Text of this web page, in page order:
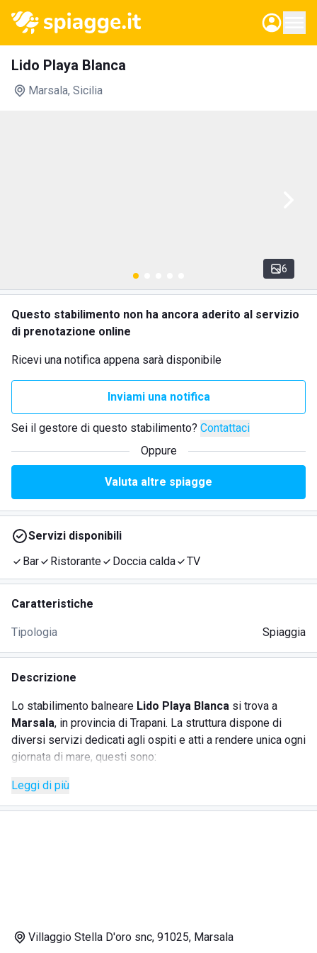
Lido Playa Blanca
Marsala, Sicilia
6
Questo stabilimento non ha ancora aderito al servizio
di prenotazione online
Ricevi una notifica appena sarà disponibile
Inviami una notifica
Sei il gestore di questo stabilimento? Contattaci
Oppure
Valuta altre spiagge
Servizi disponibili
Bar
Ristorante Doccia calda TV
Caratteristiche
Tipologia Spiaggia
Descrizione
Lo stabilimento balneare Lido Playa Blanca si trova a
Marsala, in provincia di Trapani. La struttura dispone di
diversi servizi dedicati agli ospiti e atti a rendere unica ogni
giornata di mare, questi sono:
spiaggia attrezzata;
esigenze della clientela con ogni genere di comfort quali
Leggi di più
Villaggio Stella D'oro snc, 91025, Marsala